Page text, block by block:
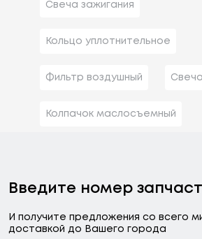
Свеча зажигания
Кольцо уплотнительное
Фильтр воздушный
Колпачок маслосъемный
Введите номер
И получите предложения со всего
доставкой до Вашего города